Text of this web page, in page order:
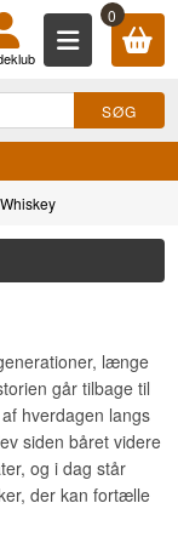
0
længe
går tilbage til
hverdagen langs
siden båret videre
og i dag står
der kan fortælle